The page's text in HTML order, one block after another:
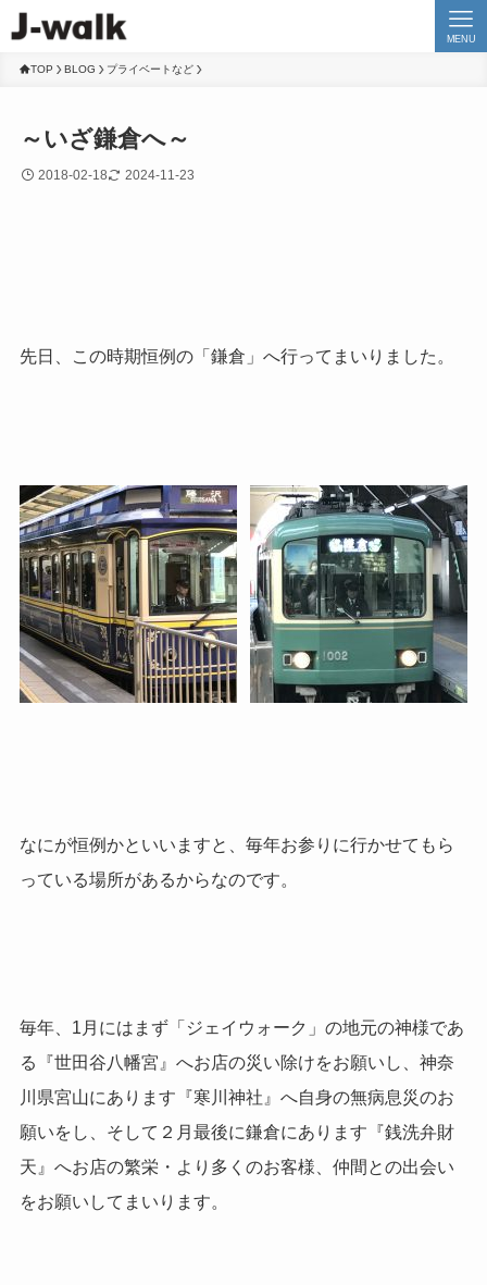
MENU
TOP BLOG プライベートなど
～いざ鎌倉へ～
2018-02-18 2024-11-23
先日、この時期恒例の「鎌倉」へ行ってまいりました。
なにが恒例かといいますと、毎年お参りに行かせてもら
っている場所があるからなのです。
毎年、1月にはまず「ジェイウォーク」の地元の神様であ
る『世田谷八幡宮』へお店の災い除けをお願いし、神奈
川県宮山にあります『寒川神社』へ自身の無病息災のお
願いをし、そして２月最後に鎌倉にあります『銭洗弁財
天』へお店の繁栄・より多くのお客様、仲間との出会い
をお願いしてまいります。